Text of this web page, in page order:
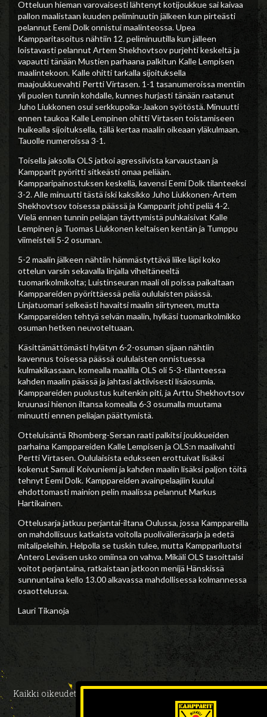
Otteluun hieman varovaisesti lähtenyt kotijoukkue sai kaivaa
pallon maalistaan kuuden peliminuutin jälkeen kun pirteästi
pelannut Eemi Dolk onnistui maalinteossa. Upea
Kampparitasoitus nähtiin 12. peliminuutilla kun jälleen
loistavasti pelannut Artem Shekhovtsov purjehti keskeltä ja
vapautti tänään Mustien parhaana palkitun Kalle Lempisen
maalintekoon. Kalle ohitti tarkalla sijoituksella
maajoukkuevahti Pertti Virtasen. 1-1 tasanumeroissa mentiin
yli puolen tunnin kohdalle, kunnes hurjasti tänään raatanut
Juho Liukkonen osui serkkupoika-Jaakon syötöstä. Minuutti
ennen taukoa Kalle Lempinen ohitti Virtasen toistamiseen
huikealla sijoituksella, tällä kertaa maalin oikeaan yläkulmaan.
Tauolle numeroissa 3-1.
Toisella jaksolla OLS jatkoi agressiivista karvaustaan ja
Kampparit pyöritti sitkeästi omaa peliään.
Kampparipainostuksen keskellä, kavensi Eemi Dolk tilanteeksi
3-2. Alle minuutti tästä iski kaksikko Juho Liukkonen-Artem
Shekhovtsov toisessa päässä ja Kampparit johti peliä 4-2.
Vielä ennen tunnin peliajan täyttymistä puhkaisivat Kalle
Lempinen ja Tuomas Liukkonen keltaisen kentän ja Tumppu
viimeisteli 5-2 osuman.
5-2 maalin jälkeen nähtiin hämmästyttävä liike läpi koko
ottelun varsin sekavalla linjalla viheltäneeltä
tuomarikolmikolta; Luistinseuran maali oli poissa paikaltaan
Kamppareiden pyörittäessä peliä oululaisten päässä.
Linjatuomari selkeästi havaitsi maalin siirtyneen, mutta
Kamppareiden tehtyä selvän maalin, hylkäsi tuomarikolmikko
osuman hetken neuvoteltuaan.
Käsittämättömästi hylätyn 6-2-osuman sijaan nähtiin
kavennus toisessa päässä oululaisten onnistuessa
kulmakikassaan, komealla maalilla OLS oli 5-3-tilanteessa
kahden maalin päässä ja jahtasi aktiivisesti lisäosumia.
Kamppareiden puolustus kuitenkin piti, ja Arttu Shekhovtsov
kruunasi hienon iltansa komealla 6-3 osumalla muutama
minuutti ennen peliajan päättymistä.
Otteluisäntä Rhomberg-Sersan raati palkitsi joukkueiden
parhaina Kamppareiden Kalle Lempisen ja OLS:n maalivahti
Pertti Virtasen. Oululaisista edukseen erottuivat lisäksi
kokenut Samuli Koivuniemi ja kahden maalin lisäksi paljon töitä
tehnyt Eemi Dolk. Kamppareiden avainpelaajiin kuului
ehdottomasti mainion pelin maalissa pelannut Markus
Hartikainen.
Ottelusarja jatkuu perjantai-iltana Oulussa, jossa Kamppareilla
on mahdollisuus katkaista voitolla puolivälieräsarja ja edetä
mitalipeleihin. Helpolla se tuskin tulee, mutta Kamppariluotsi
Antero Leväsen usko omiinsa on vahva. Mikäli OLS tasoittaisi
voitot perjantaina, ratkaistaan jatkoon menijä Hänskissä
sunnuntaina kello 13.00 alkavassa mahdollisessa kolmannessa
osaottelussa.
Lauri Tikanoja
Kaikki oikeudet pidätetään 2026 // Design ja toteutus: